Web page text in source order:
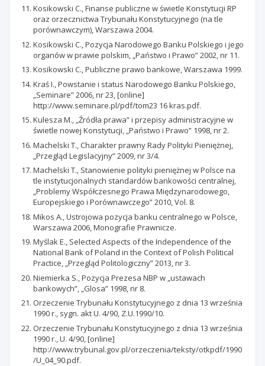
Kosikowski C., Finanse publiczne w świetle Konstytucji RP
oraz orzecznictwa Trybunału Konstytucyjnego (na tle
porównawczym), Warszawa 2004.
Kosikowski C., Pozycja Narodowego Banku Polskiego i jego
organów w prawie polskim, „Państwo i Prawo” 2002, nr 11.
Kosikowski C., Publiczne prawo bankowe, Warszawa 1999.
Kraś I., Powstanie i status Narodowego Banku Polskiego,
„Seminare” 2006, nr 23, [online]
http://www.seminare.pl/pdf/tom23 16 kras.pdf.
Kulesza M., „Źródła prawa” i przepisy administracyjne w
świetle nowej Konstytucji, „Państwo i Prawo” 1998, nr 2.
Machelski T., Charakter prawny Rady Polityki Pieniężnej,
„Przegląd Legislacyjny” 2009, nr 3/4.
Machelski T., Stanowienie polityki pieniężnej w Polsce na
tle instytucjonalnych standardów bankowości centralnej,
„Problemy Współczesnego Prawa Międzynarodowego,
Europejskiego i Porównawczego” 2010, Vol. 8.
Mikos A., Ustrojowa pozycja banku centralnego w Polsce,
Warszawa 2006, Monografie Prawnicze.
Myślak E., Selected Aspects of the Independence of the
National Bank of Poland in the Context of Polish Political
Practice, „Przegląd Politologiczny” 2013, nr 3.
Niemierka S., Pozycja Prezesa NBP w „ustawach
bankowych”, „Glosa” 1998, nr 8.
Orzeczenie Trybunału Konstytucyjnego z dnia 13 września
1990 r., sygn. akt U. 4/90, Z.U.1990/10.
Orzeczenie Trybunału Konstytucyjnego z dnia 13 września
1990 r., U. 4/90, [online]
http://www.trybunal.gov.pl/orzeczenia/teksty/otkpdf/1990
/U_04_90.pdf.